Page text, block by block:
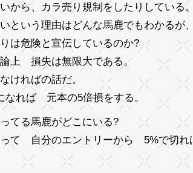
から、カラ売り規制をしたりしている
という理由はどんな馬鹿でもわかるが
は危険と宣伝しているのか?
上 損失は無限大である。
ければの話だ。
れば 元本の5倍損をする。
てる馬鹿がどこにいる?
って 自分のエントリーから 5%で切れ